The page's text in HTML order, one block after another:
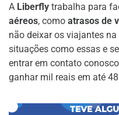
A Liberfly trabalha para
aéreos, como atrasos de
não deixar os viajantes
situações como essas e
entrar em contato
ganhar mil reais em até